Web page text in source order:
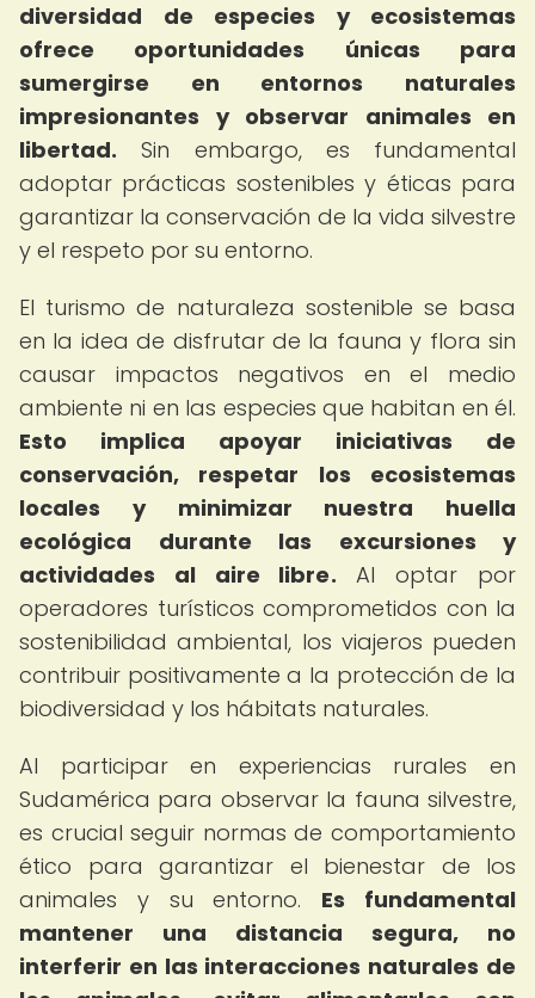
diversidad de especies y ecosistemas
ofrece oportunidades únicas para
sumergirse en entornos naturales
impresionantes y observar animales en
libertad. Sin embargo, es fundamental
adoptar prácticas sostenibles y éticas para
garantizar la conservación de la vida silvestre
y el respeto por su entorno.
El turismo de naturaleza sostenible se basa
en la idea de disfrutar de la fauna y flora sin
causar impactos negativos en el medio
ambiente ni en las especies que habitan en él.
Esto implica apoyar iniciativas de
conservación, respetar los ecosistemas
locales y minimizar nuestra huella
ecológica durante las excursiones y
actividades al aire libre. Al optar por
operadores turísticos comprometidos con la
sostenibilidad ambiental, los viajeros pueden
contribuir positivamente a la protección de la
biodiversidad y los hábitats naturales.
Al participar en experiencias rurales en
Sudamérica para observar la fauna silvestre,
es crucial seguir normas de comportamiento
ético para garantizar el bienestar de los
animales y su entorno. Es fundamental
mantener una distancia segura, no
interferir en las interacciones naturales de